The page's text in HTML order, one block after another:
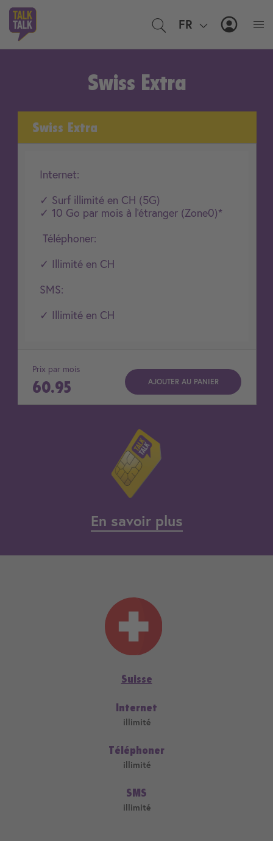
FR
EN
Swiss Extra
Swiss Extra
Internet:
✓ Surf illimité en CH (5G)
✓ 10 Go par mois à l'étranger (Zone0)*
Téléphoner:
✓ Illimité en CH
SMS:
✓ Illimité en CH
Prix par mois
60.95 AJOUTER AU PANIER
En savoir plus
Suisse
Internet
illimité
Téléphoner
illimité
SMS
illimité